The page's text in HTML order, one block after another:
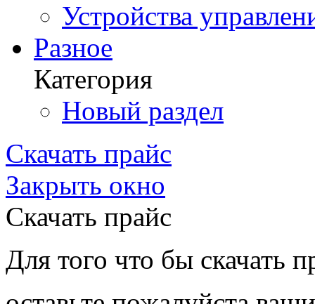
Устройства
Разное
Категория
Новый раздел
Скачать прайс
Закрыть окно
Скачать прайс
Для того что бы скачать